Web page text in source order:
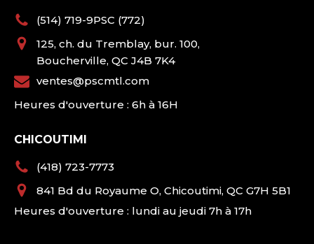
(514) 719-9PSC (772)
125, ch. du Tremblay, bur. 100,
Boucherville, QC J4B 7K4
ventes@pscmtl.com
Heures d'ouverture : 6h à 16H
CHICOUTIMI
(418) 723-7773
841 Bd du Royaume O, Chicoutimi, QC G7H 5B1
Heures d'ouverture : lundi au jeudi 7h à 17h